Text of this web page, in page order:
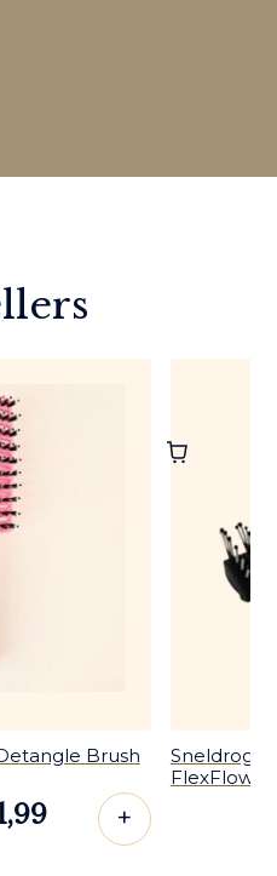
Brush
Prijsklasse:
€10,99
FlexFlow